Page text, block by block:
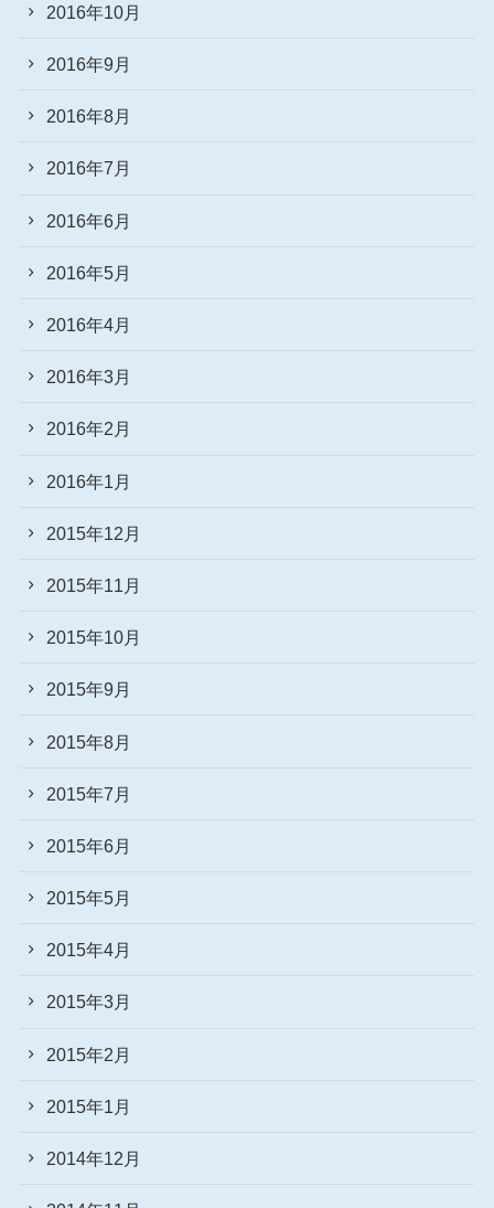
2016年10月
2016年9月
2016年8月
2016年7月
2016年6月
2016年5月
2016年4月
2016年3月
2016年2月
2016年1月
2015年12月
2015年11月
2015年10月
2015年9月
2015年8月
2015年7月
2015年6月
2015年5月
2015年4月
2015年3月
2015年2月
2015年1月
2014年12月